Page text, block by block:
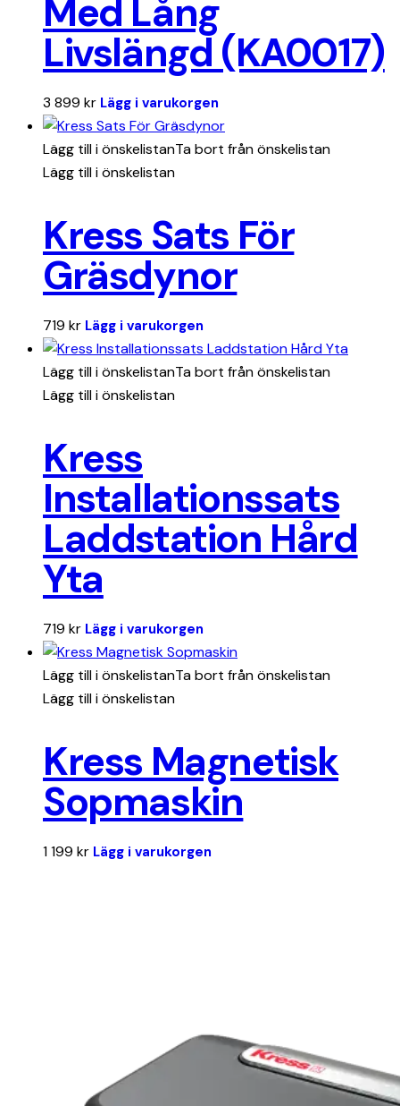
Med Lång
Livslängd (KA0017)
3 899 kr Lägg i varukorgen
Lägg till i önskelistanTa bort från önskelistan
Lägg till i önskelistan
Kress Sats För
Gräsdynor
719 kr Lägg i varukorgen
Lägg till i önskelistanTa bort från önskelistan
Lägg till i önskelistan
Kress
Installationssats
Laddstation Hård
Yta
719 kr Lägg i varukorgen
Lägg till i önskelistanTa bort från önskelistan
Lägg till i önskelistan
Kress Magnetisk
Sopmaskin
1 199 kr Lägg i varukorgen